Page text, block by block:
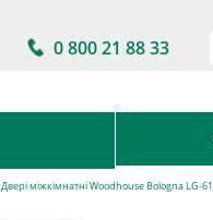
0 800 21 88 33
Двері міжкімнатні Woodhouse Bologna LG-61